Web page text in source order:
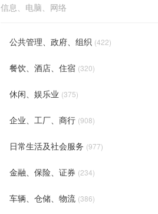
信息、电脑、网络
公共管理、政府、组织 (422)
餐饮、酒店、住宿 (320)
休闲、娱乐业 (375)
企业、工厂、商行 (908)
日常生活及社会服务 (977)
金融、保险、证券 (234)
车辆、仓储、物流 (386)